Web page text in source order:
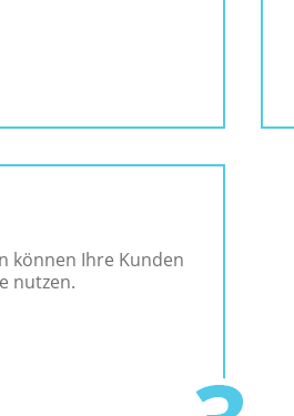
können Ihre Kunden
nutzen.